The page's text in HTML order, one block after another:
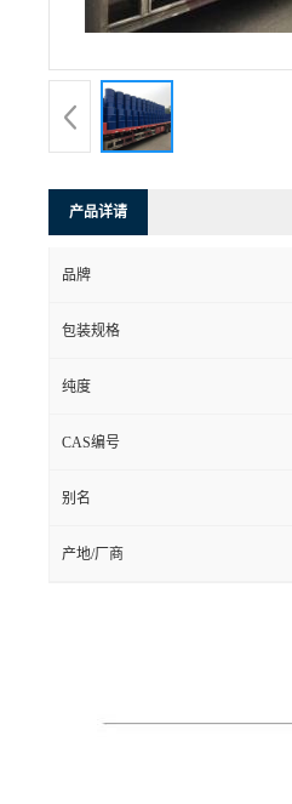
产品详请
品牌
包装规格
纯度
CAS编号
别名
产地/厂商